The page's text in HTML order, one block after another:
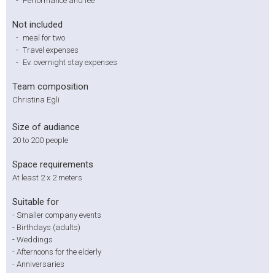
Not included
- meal for two
- Travel expenses
- Ev. overnight stay expenses
Team composition
Christina Egli
Size of audiance
20 to 200 people
Space requirements
At least 2 x 2 meters
Suitable for
- Smaller company events
- Birthdays (adults)
- Weddings
- Afternoons for the elderly
- Anniversaries